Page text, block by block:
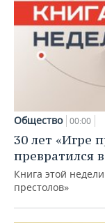
Общество 00:00
30 лет «Игре
превратился
Книга этой
престолов»